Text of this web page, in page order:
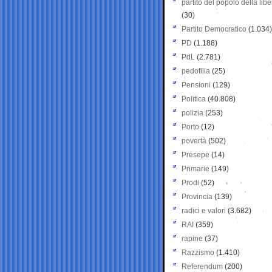
partito del popolo della
(30)
Partito Democratico (1.034)
PD (1.188)
PdL (2.781)
pedofilia (25)
Pensioni (129)
Politica (40.808)
polizia (253)
Porto (12)
povertà (502)
Presepe (14)
Primarie (149)
Prodi (52)
Provincia (139)
radici e valori (3.682)
RAI (359)
rapine (37)
Razzismo (1.410)
Referendum (200)